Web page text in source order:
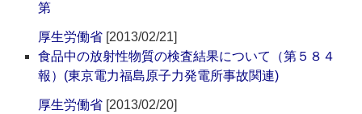
第
厚生労働省 [2013/02/21]
食品中の放射性物質の検査結果について（第５８４
報）(東京電力福島原子力発電所事故関連)
厚生労働省 [2013/02/20]